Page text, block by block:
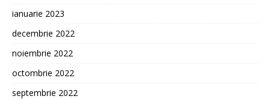
ianuarie 2023
decembrie 2022
noiembrie 2022
octombrie 2022
septembrie 2022